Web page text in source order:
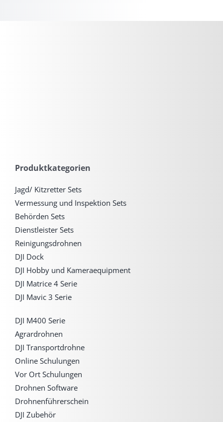
Produktkategorien
Jagd/ Kitzretter Sets
Vermessung und Inspektion Sets
Behörden Sets
Dienstleister Sets
Reinigungsdrohnen
DJI Dock
DJI Hobby und Kameraequipment
DJI Matrice 4 Serie
DJI Mavic 3 Serie
DJI M400 Serie
Agrardrohnen
DJI Transportdrohne
Online Schulungen
Vor Ort Schulungen
Drohnen Software
Drohnenführerschein
DJI Zubehör